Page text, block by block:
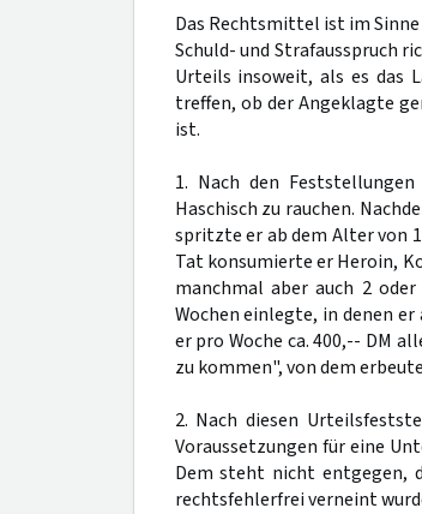
Das Rechtsmittel ist im
Schuld- und Strafausspruch
Urteils insoweit, als es das
treffen, ob der Angeklagte
ist.
1. Nach den
Haschisch zu rauchen.
spritzte er ab dem Alter von
Tat konsumierte er Heroin,
manchmal aber auch 2
Wochen einlegte, in denen
er pro Woche ca. 400,-- DM
zu kommen", von dem
2. Nach diesen
Voraussetzungen für eine
Dem steht nicht entgegen,
rechtsfehlerfrei verneint